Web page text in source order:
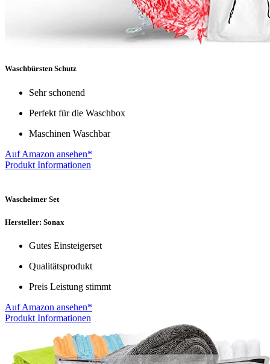
Waschbürsten Schutz
Sehr schonend
Perfekt für die Waschbox
Maschinen Waschbar
Auf Amazon ansehen*
Produkt Informationen
Wascheimer Set
Hersteller: Sonax
Gutes Einsteigerset
Qualitätsprodukt
Preis Leistung stimmt
Auf Amazon ansehen*
Produkt Informationen